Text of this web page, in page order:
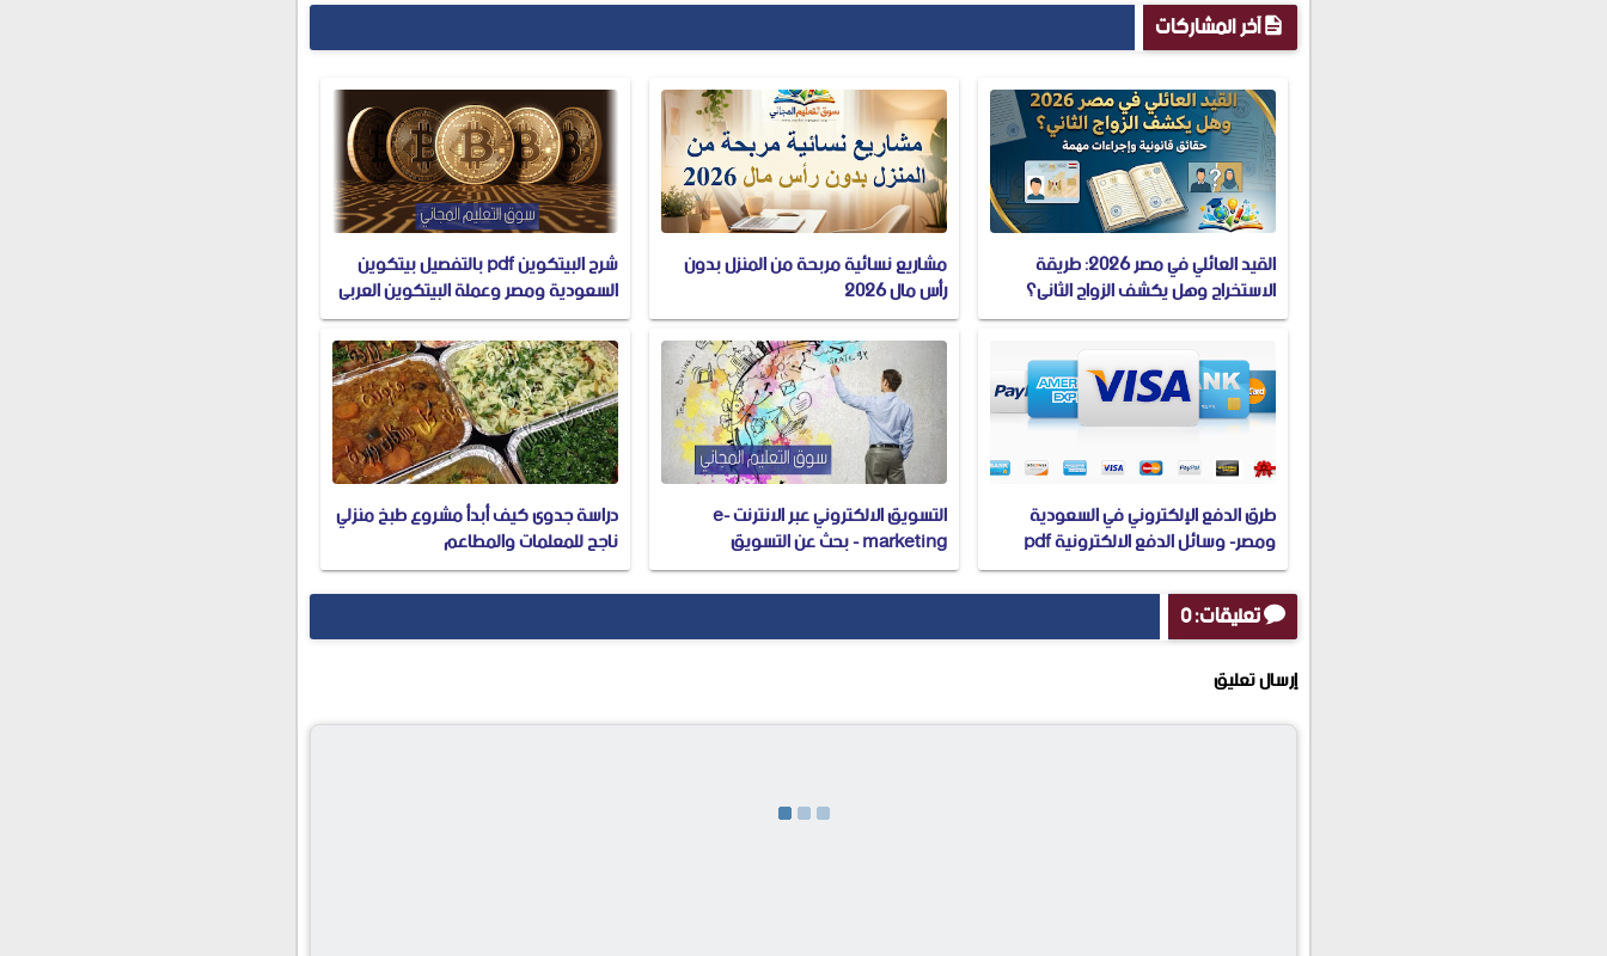
آخر المشاركات
القيد العائلي في مصر 2026: طريقة
الاستخراج وهل يكشف الزواج الثاني؟
مشاريع نسائية مربحة من المنزل بدون
رأس مال 2026
شرح البيتكوين pdf بالتفصيل بيتكوين
السعودية ومصر وعملة البيتكوين العربي
bitcoin
طرق الدفع الإلكتروني في السعودية
ومصر- وسائل الدفع الالكترونية pdf
التسويق الالكتروني عبر الانترنت e-
marketing - بحث عن التسويق
الالكتروني pdf وdoc
دراسة جدوى كيف أبدأ مشروع طبخ منزلي
ناجح للمعلمات والمطاعم
تعليقات: 0
إرسال تعليق